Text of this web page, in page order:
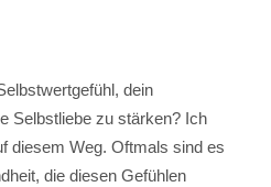
dein
Selbstliebe zu stärken? Ich
diesem Weg. Oftmals sind es
die diesen Gefühlen